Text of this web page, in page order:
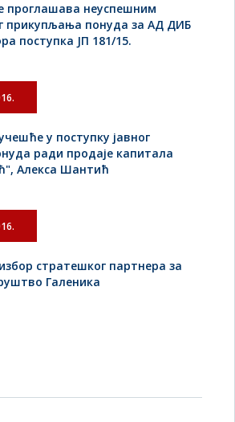
проглашава неуспешним
прикупљања понуда за АД ДИБ
поступка ЈП 181/15.
у поступку јавног
ради продаје капитала
Алекса Шантић
стратешког партнера за
Галеника